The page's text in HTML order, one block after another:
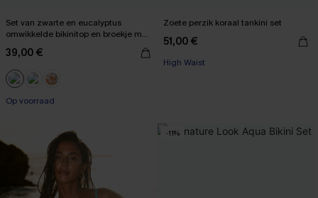
Set van zwarte en eucalyptus
omwikkelde bikinitop en broekje met
39,00 €
Op voorraad
Zoete perzik koraal tankini set
51,00 €
High Waist
-11%